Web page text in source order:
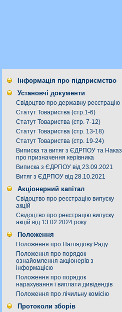
Інформація про підприємство
Установчі документи
Свідоцтво про державну реєстрацію
Статут Товариства (стр.1-6)
Статут Товариства (стр. 7-12)
Статут Товариства (стр. 13-18)
Статут Товариства (стр. 19-24)
Виписка та витяг з ЄДРПОУ та Наказ
про призначення керівника
Виписка з ЄДРПОУ від 23.09.2021
Витяг з ЄДРПОУ від 28.10.2021
Акціонерний капітал
Свідоцтво про реєстрацію випуску
акцій
Свідоцтво про реєстрацію випуску
акцій від 13.02.2024 року
Положення
Положення про Наглядову Раду
Положення про порядок
ознайомлення акціонерів з
інформацією
Положення про порядок
нарахування і виплати дивідендів
Положення про лічильну комісію
Протоколи зборів